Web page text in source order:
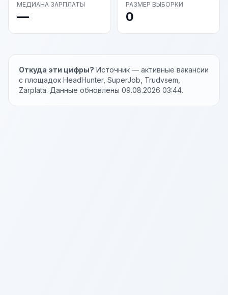
МЕДИАНА ЗАРПЛАТЫ
—
РАЗМЕР ВЫБОРКИ
0
Откуда эти цифры? Источник — активные вакансии
с площадок HeadHunter, SuperJob, Trudvsem,
Zarplata. Данные обновлены 09.08.2026 03:44.